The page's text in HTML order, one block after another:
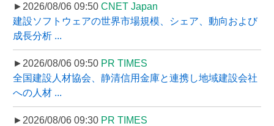
►2026/08/06 09:50 CNET Japan
建設ソフトウェアの世界市場規模、シェア、動向および
成長分析 ...
►2026/08/06 09:50 PR TIMES
全国建設人材協会、静清信用金庫と連携し地域建設会社
への人材 ...
►2026/08/06 09:30 PR TIMES